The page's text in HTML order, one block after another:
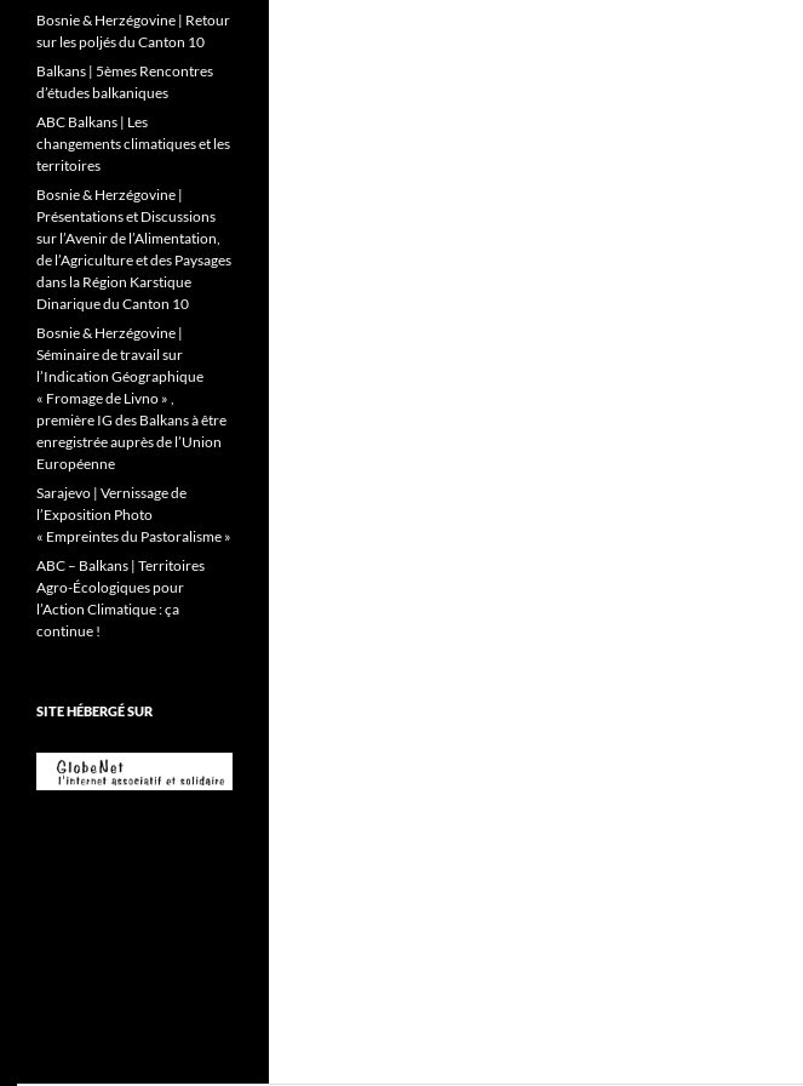
Bosnie & Herzégovine | Retour
sur les poljés du Canton 10
Balkans | 5èmes Rencontres
d’études balkaniques
ABC Balkans | Les
changements climatiques et les
territoires
Bosnie & Herzégovine |
Présentations et Discussions
sur l’Avenir de l’Alimentation,
de l’Agriculture et des Paysages
dans la Région Karstique
Dinarique du Canton 10
Bosnie & Herzégovine |
Séminaire de travail sur
l’Indication Géographique
« Fromage de Livno » ,
première IG des Balkans à être
enregistrée auprès de l’Union
Européenne
Sarajevo | Vernissage de
l’Exposition Photo
« Empreintes du Pastoralisme »
ABC – Balkans | Territoires
Agro-Écologiques pour
l’Action Climatique : ça
continue !
SITE HÉBERGÉ SUR